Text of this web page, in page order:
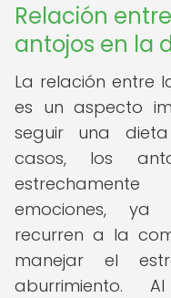
Relación
antojos en la
La relación entre
es un aspecto
seguir una
casos, los
emociones, ya
recurren a la
manejar el
aburrimiento.